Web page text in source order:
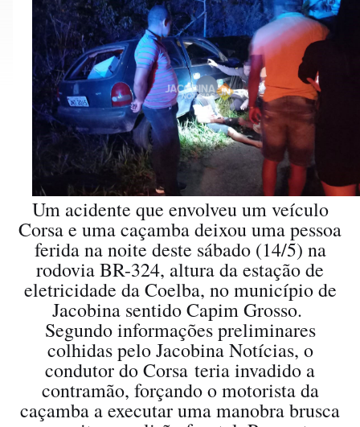
Um acidente que envolveu um veículo
Corsa e uma caçamba deixou uma pessoa
ferida na noite deste sábado (14/5) na
rodovia BR-324, altura da estação de
eletricidade da Coelba, no município de
Jacobina sentido Capim Grosso.
Segundo informações preliminares
colhidas pelo Jacobina Notícias, o
condutor do Corsa teria invadido a
contramão, forçando o motorista da
caçamba a executar uma manobra brusca